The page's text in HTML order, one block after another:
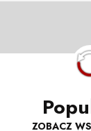
ZOBACZ